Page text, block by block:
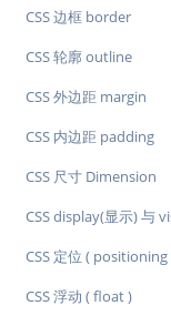
CSS 边框 border
CSS 轮廓 outline
CSS 外边距 margin
CSS 内边距 padding
CSS 尺寸 Dimension
CSS display(显示) 与
CSS 定位 ( positioning
CSS 浮动 ( float )